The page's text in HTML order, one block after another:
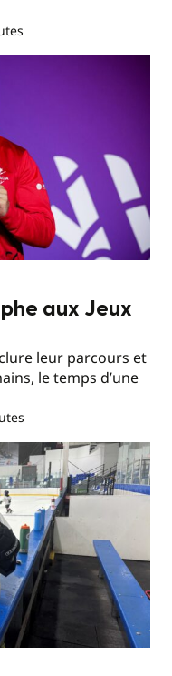
aux Jeux
leur parcours et
le temps d’une